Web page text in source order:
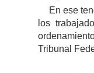
En ese
los
Tribunal